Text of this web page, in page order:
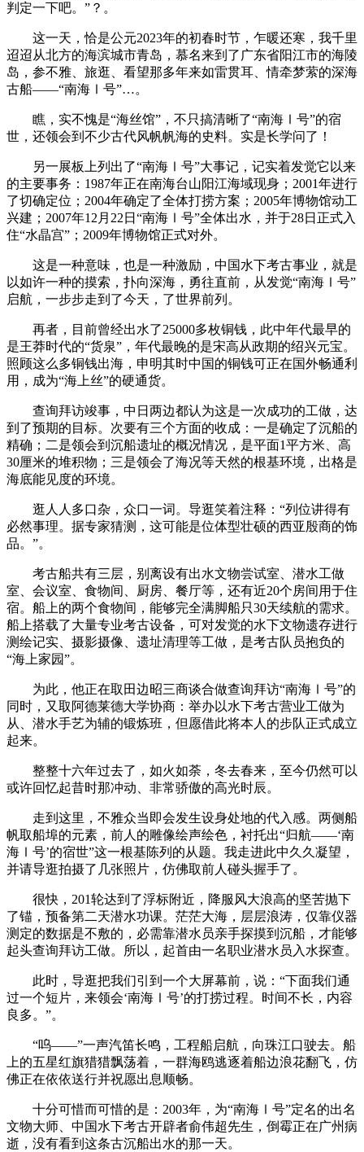
判定一下吧。”？。
这一天，恰是公元2023年的初春时节，乍暖还寒，我千里
迢迢从北方的海滨城市青岛，慕名来到了广东省阳江市的海陵
岛，参不雅、旅逛、看望那多年来如雷贯耳、情牵梦萦的深海
古船——“南海Ⅰ号”…。
瞧，实不愧是“海丝馆”，不只搞清晰了“南海Ⅰ号”的宿
世，还领会到不少古代风帆帆海的史料。实是长学问了！
另一展板上列出了“南海Ⅰ号”大事记，记实着发觉它以来
的主要事务：1987年正在南海台山阳江海域现身；2001年进行
了切确定位；2004年确定了全体打捞方案；2005年博物馆动工
兴建；2007年12月22日“南海Ⅰ号”全体出水，并于28日正式入
住“水晶宫”；2009年博物馆正式对外。
这是一种意味，也是一种激励，中国水下考古事业，就是
以如许一种的摸索，扑向深海，勇往直前，从发觉“南海Ⅰ号”
启航，一步步走到了今天，了世界前列。
再者，目前曾经出水了25000多枚铜钱，此中年代最早的
是王莽时代的“货泉”，年代最晚的是宋高从政期的绍兴元宝。
照顾这么多铜钱出海，申明其时中国的铜钱可正在国外畅通利
用，成为“海上丝”的硬通货。
查询拜访竣事，中日两边都认为这是一次成功的工做，达
到了预期的目标。次要有三个方面的收成：一是确定了沉船的
精确；二是领会到沉船遗址的概况情况，是平面1平方米、高
30厘米的堆积物；三是领会了海况等天然的根基环境，出格是
海底能见度的环境。
逛人人多口杂，众口一词。导逛笑着注释：“列位讲得有
必然事理。据专家猜测，这可能是位体型壮硕的西亚殷商的饰
品。”。
考古船共有三层，别离设有出水文物尝试室、潜水工做
室、会议室、食物间、厨房、餐厅等，还有近20个房间用于住
宿。船上的两个食物间，能够完全满脚船只30天续航的需求。
船上搭载了大量专业考古设备，可对发觉的水下文物遗存进行
测绘记实、摄影摄像、遗址清理等工做，是考古队员抱负的
“海上家园”。
为此，他正在取田边昭三商谈合做查询拜访“南海Ⅰ号”的
同时，又取阿德莱德大学协商：举办以水下考古营业工做为
从、潜水手艺为辅的锻炼班，但愿借此将本人的步队正式成立
起来。
整整十六年过去了，如火如荼，冬去春来，至今仍然可以
或许回忆起昔时那冲动、非常骄傲的高光时辰。
走到这里，不雅众当即会发生设身处地的代入感。两侧船
帆取船埠的元素，前人的雕像绘声绘色，衬托出“归航——‘南
海Ⅰ号’的宿世”这一根基陈列的从题。我走进此中久久凝望，
并请导逛拍摄了几张照片，仿佛取前人碰头握手了。
很快，201轮达到了浮标附近，降服风大浪高的坚苦抛下
了锚，预备第二天潜水功课。茫茫大海，层层浪涛，仅靠仪器
测定的数据是不敷的，必需靠潜水员亲手探摸到沉船，才能够
起头查询拜访工做。所以，起首由一名职业潜水员入水探查。
此时，导逛把我们引到一个大屏幕前，说：“下面我们通
过一个短片，来领会‘南海Ⅰ号’的打捞过程。时间不长，内容
良多。”。
“呜——”一声汽笛长鸣，工程船启航，向珠江口驶去。船
上的五星红旗猎猎飘荡着，一群海鸥逃逐着船边浪花翻飞，仿
佛正在依依送行并祝愿出息顺畅。
十分可惜而可惜的是：2003年，为“南海Ⅰ号”定名的出名
文物大师、中国水下考古开辟者俞伟超先生，倒霉正在广州病
逝，没有看到这条古沉船出水的那一天。